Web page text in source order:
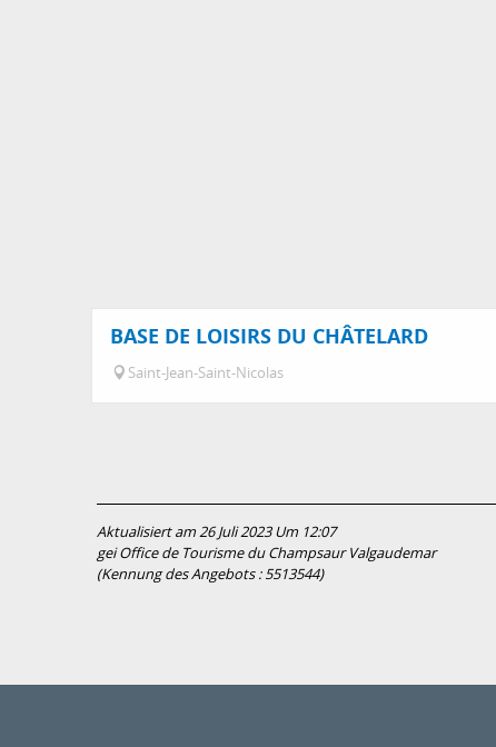
BASE DE LOISIRS DU CHÂTELARD
Saint-Jean-Saint-Nicolas
Aktualisiert am 26 Juli 2023 Um 12:07
gei Office de Tourisme du Champsaur Valgaudemar
(Kennung des Angebots :5513544)